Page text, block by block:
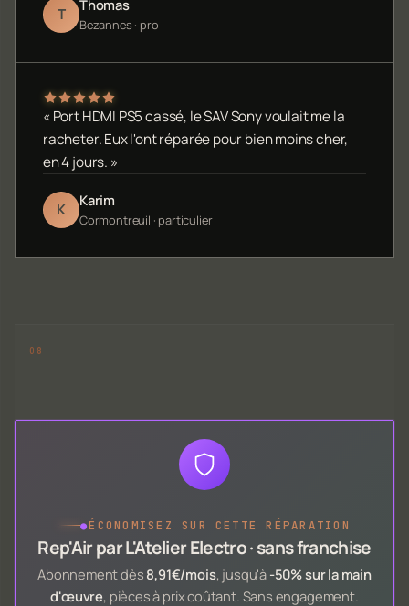
T Thomas
Bezannes · pro
« Port HDMI PS5 cassé, le SAV Sony voulait me la
racheter. Eux l'ont réparée pour bien moins cher,
en 4 jours. »
K Karim
Cormontreuil · particulier
●ÉCONOMISEZ SUR CETTE RÉPARATION
Rep'Air par L'Atelier Electro · sans franchise
Abonnement dès 8,91€/mois, jusqu'à -50% sur la main
d'œuvre, pièces à prix coûtant. Sans engagement.